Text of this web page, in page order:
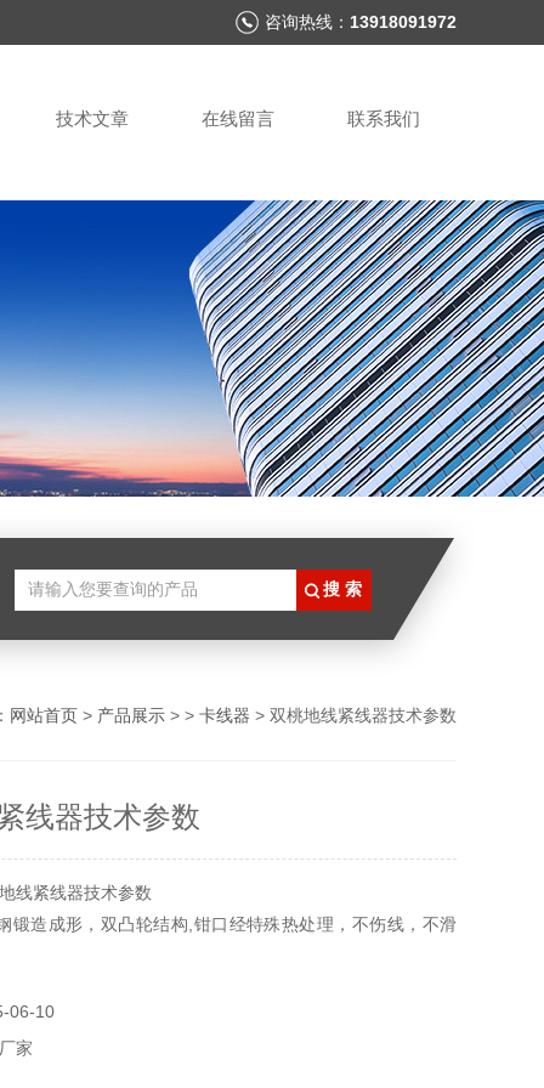
咨询热线： 13918091972
技术文章 在线留言 联系我们
网站首页 > 产品展示 > > 卡线器 > 双桃地线紧线器技术参数
线器技术参数
线紧线器技术参数
锻造成形，双凸轮结构,钳口经特殊热处理，不伤线，不滑
锻造成形，双凸轮结构,钳口经特殊热处理，不伤线，不滑
06-10
家